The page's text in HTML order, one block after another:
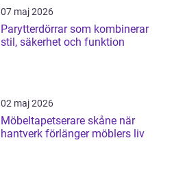
07 maj 2026
Parytterdörrar som kombinerar
stil, säkerhet och funktion
02 maj 2026
Möbeltapetserare skåne när
hantverk förlänger möblers liv